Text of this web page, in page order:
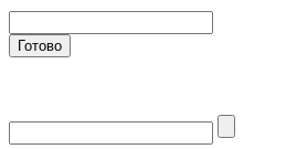
Готово